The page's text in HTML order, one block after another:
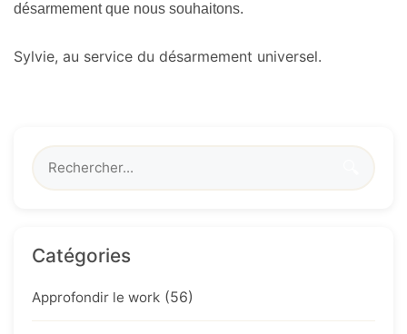
désarmement que nous souhaitons.
Sylvie, au service du désarmement universel.
Catégories
Approfondir le work (56)